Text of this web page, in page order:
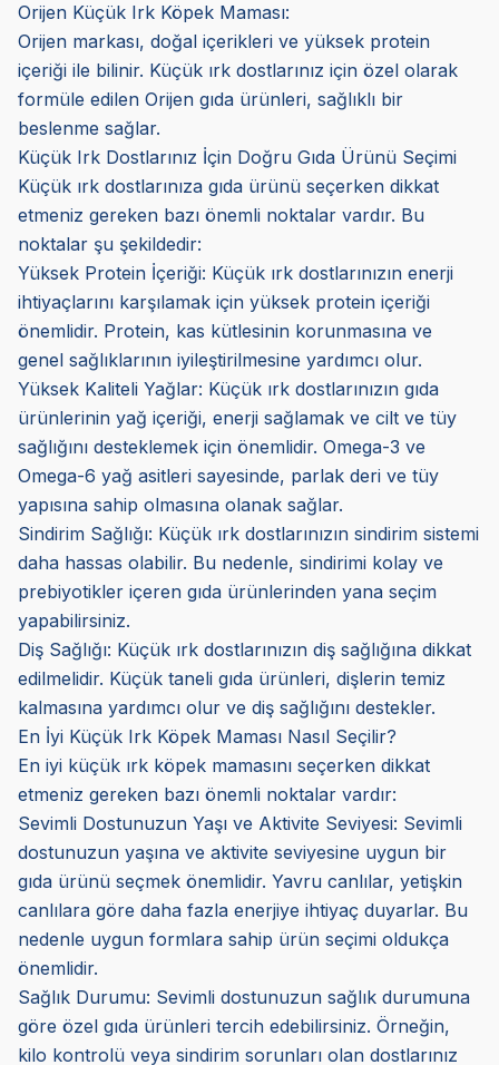
Orijen Küçük Irk Köpek Maması:
Orijen markası, doğal içerikleri ve yüksek protein
içeriği ile bilinir. Küçük ırk dostlarınız için özel olarak
formüle edilen Orijen gıda ürünleri, sağlıklı bir
beslenme sağlar.
Küçük Irk Dostlarınız İçin Doğru Gıda Ürünü Seçimi
Küçük ırk dostlarınıza gıda ürünü seçerken dikkat
etmeniz gereken bazı önemli noktalar vardır. Bu
noktalar şu şekildedir:
Yüksek Protein İçeriği: Küçük ırk dostlarınızın enerji
ihtiyaçlarını karşılamak için yüksek protein içeriği
önemlidir. Protein, kas kütlesinin korunmasına ve
genel sağlıklarının iyileştirilmesine yardımcı olur.
Yüksek Kaliteli Yağlar: Küçük ırk dostlarınızın gıda
ürünlerinin yağ içeriği, enerji sağlamak ve cilt ve tüy
sağlığını desteklemek için önemlidir. Omega-3 ve
Omega-6 yağ asitleri sayesinde, parlak deri ve tüy
yapısına sahip olmasına olanak sağlar.
Sindirim Sağlığı: Küçük ırk dostlarınızın sindirim sistemi
daha hassas olabilir. Bu nedenle, sindirimi kolay ve
prebiyotikler içeren gıda ürünlerinden yana seçim
yapabilirsiniz.
Diş Sağlığı: Küçük ırk dostlarınızın diş sağlığına dikkat
edilmelidir. Küçük taneli gıda ürünleri, dişlerin temiz
kalmasına yardımcı olur ve diş sağlığını destekler.
En İyi Küçük Irk Köpek Maması Nasıl Seçilir?
En iyi küçük ırk köpek mamasını seçerken dikkat
etmeniz gereken bazı önemli noktalar vardır:
Sevimli Dostunuzun Yaşı ve Aktivite Seviyesi: Sevimli
dostunuzun yaşına ve aktivite seviyesine uygun bir
gıda ürünü seçmek önemlidir. Yavru canlılar, yetişkin
canlılara göre daha fazla enerjiye ihtiyaç duyarlar. Bu
nedenle uygun formlara sahip ürün seçimi oldukça
önemlidir.
Sağlık Durumu: Sevimli dostunuzun sağlık durumuna
göre özel gıda ürünleri tercih edebilirsiniz. Örneğin,
kilo kontrolü veya sindirim sorunları olan dostlarınız